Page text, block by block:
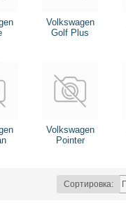
Volkswagen
Golf Plus
Volkswagen
Pointer
Сортировка: